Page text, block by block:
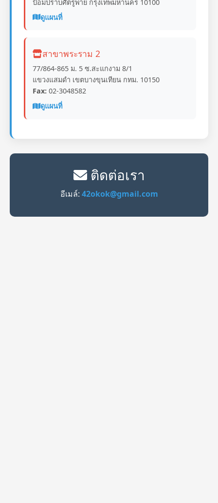
ป้อมปราบศัตรูพ่าย กรุงเทพมหานคร 10100
ดูแผนที่
สาขาพระราม 2
77/864-865 ม. 5 ซ.สะแกงาม 8/1
แขวงแสมดำ เขตบางขุนเทียน กทม. 10150
Fax: 02-3048582
ดูแผนที่
ติดต่อเรา
อีเมล์: 42okok@gmail.com